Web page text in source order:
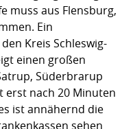
muss aus Flensburg,
Ein
Kreis Schleswig-
einen großen
Süderbrarup
erst nach 20 Minuten
ist annähernd die
sehen